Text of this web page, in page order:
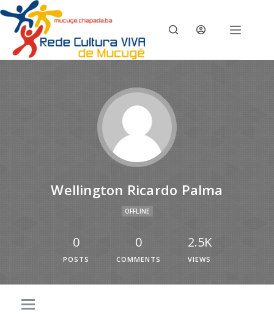
Wellington Ricardo Palma
OFFLINE
0
POSTS
0
COMMENTS
2.5K
VIEWS